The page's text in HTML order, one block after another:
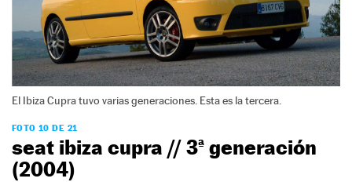
El Ibiza Cupra tuvo varias generaciones. Esta es la tercera.
FOTO 10 DE 21
seat ibiza cupra // 3ª generación
(2004)